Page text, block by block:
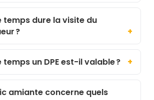
temps dure la visite du
?
un DPE est-il valable ?
amiante concerne quels